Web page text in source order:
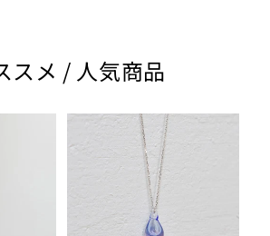
スメ / 人気商品